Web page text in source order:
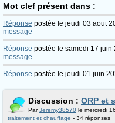
Mot clef présent dans :
Réponse postée le jeudi 03 aout
message
Réponse postée le samedi 17 juin
message
Réponse postée le jeudi 01 juin
Discussion : ORP et
ParJeremy38570 le mercredi
traitement et chauffage - 34 réponses